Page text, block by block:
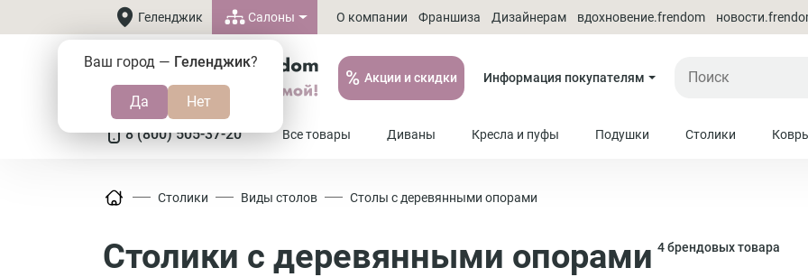
Геленджик
Ваш город — Геленджик?
Салоны О компании Франшиза Дизайнерам вдохновение.frendom
% Акции и скидки Информация покупателям
8 (800) 505-37-20 Все товары Диваны Кресла и пуфы Подушки Столики
Столики Виды столов Столы с деревянными опорами
Столики с деревянными опорами 4 брендовых товара